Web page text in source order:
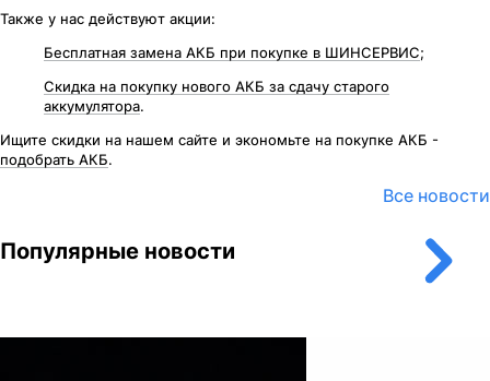
Также у нас действуют акции:
Бесплатная замена АКБ при покупке в ШИНСЕРВИС;
Скидка на покупку нового АКБ за сдачу старого
аккумулятора.
Ищите скидки на нашем сайте и экономьте на покупке АКБ -
подобрать АКБ.
Популярные новости
Все новости